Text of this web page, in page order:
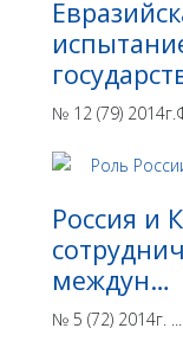
№ 12 (79)
Россия и
междун…
№ 5 (72) 2014г. ...